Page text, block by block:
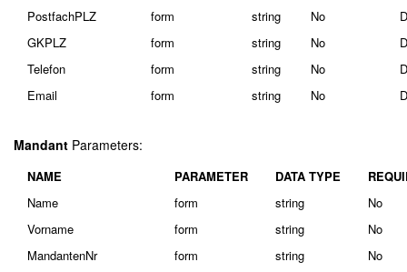
PostfachPLZ
form string No
GKPLZ
form string No
Telefon
form string No
Email
form string No
Mandant Parameters:
NAME PARAMETER DATA TYPE
Name
form string
No
Vorname
form string
No
MandantenNr
form string
No